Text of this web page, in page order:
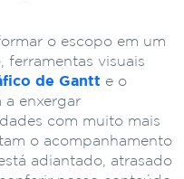
o escopo em um
ferramentas visuais
de Gantt e o
a enxergar
com muito mais
o acompanhamento
adiantado, atrasado